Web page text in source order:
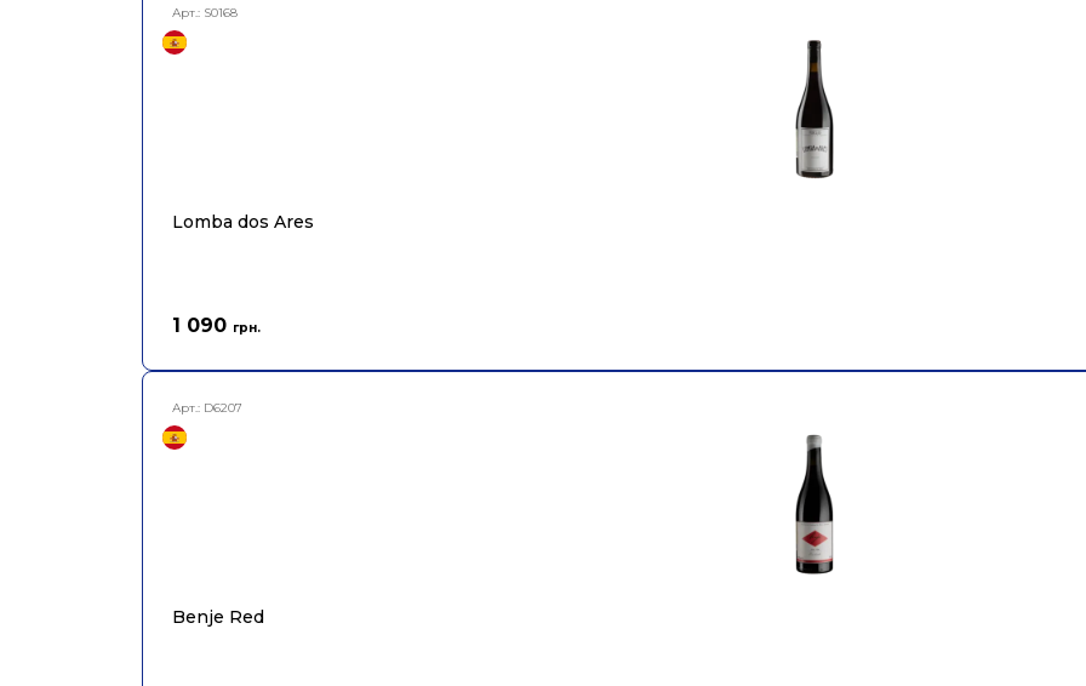
Арт.: S0168
Lomba dos Ares
1 090 грн.
Арт.: D6207
Benje Red